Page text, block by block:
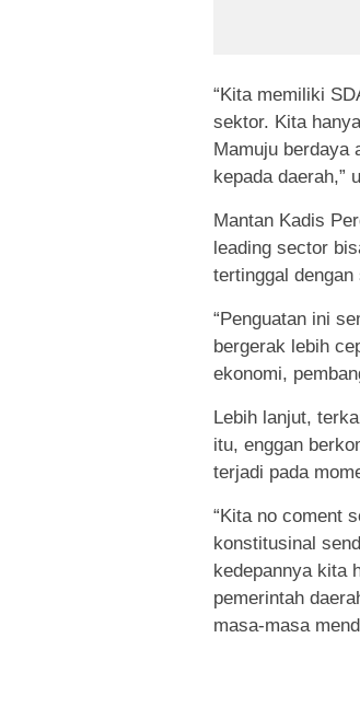
“Kita memiliki
sektor. Kita
Mamuju berdaya
kepada daerah,”
Mantan Kadis
leading sector
tertinggal
“Penguatan ini
bergerak lebih
ekonomi,
Lebih lanjut,
itu, enggan
terjadi pada
“Kita no coment
konstitusinal
kedepannya kita
pemerintah
masa-masa